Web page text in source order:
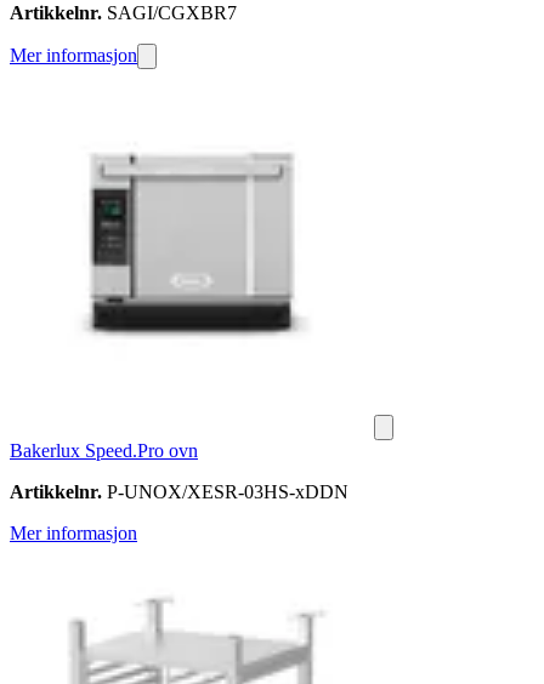
Artikkelnr. SAGI/CGXBR7
Mer informasjon
Bakerlux Speed.Pro ovn
Artikkelnr. P-UNOX/XESR-03HS-xDDN
Mer informasjon